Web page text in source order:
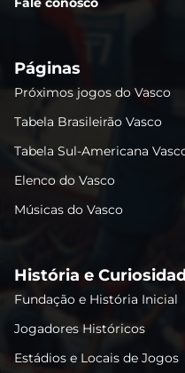
Páginas
Próximos jogos do Vasco
Tabela Brasileirão Vasco
Tabela Sul-Americana
Elenco do Vasco
Músicas do Vasco
História e
Fundação e História Inicial
Jogadores Históricos
Estádios e Locais de Jogos